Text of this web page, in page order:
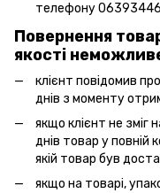
телефону
Повернення
якості
клієнт повідомив
днів з моменту
якщо клієнт не зміг
днів товар у повній
якій товар був
якщо на товарі,